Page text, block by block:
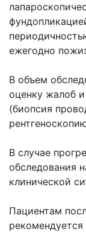
ежегодно
В объем
оценку жалоб
(биопсия
В случае
обследования
клинической
Пациентам
рекомендуется